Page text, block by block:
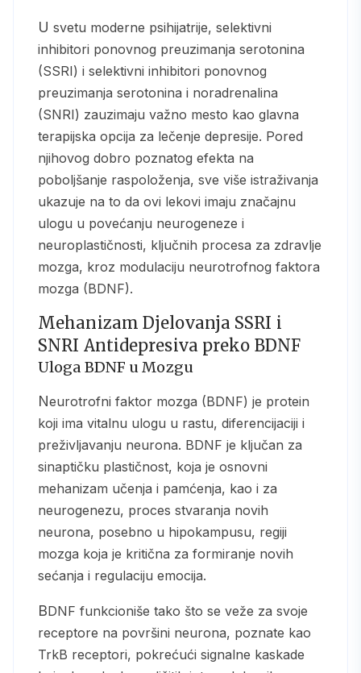
U svetu moderne psihijatrije, selektivni
inhibitori ponovnog preuzimanja serotonina
(SSRI) i selektivni inhibitori ponovnog
preuzimanja serotonina i noradrenalina
(SNRI) zauzimaju važno mesto kao glavna
terapijska opcija za lečenje depresije. Pored
njihovog dobro poznatog efekta na
poboljšanje raspoloženja, sve više istraživanja
ukazuje na to da ovi lekovi imaju značajnu
ulogu u povećanju neurogeneze i
neuroplastičnosti, ključnih procesa za zdravlje
mozga, kroz modulaciju neurotrofnog faktora
mozga (BDNF).
Mehanizam Djelovanja SSRI i
SNRI Antidepresiva preko BDNF
Uloga BDNF u Mozgu
Neurotrofni faktor mozga (BDNF) je protein
koji ima vitalnu ulogu u rastu, diferencijaciji i
preživljavanju neurona. BDNF je ključan za
sinaptičku plastičnost, koja je osnovni
mehanizam učenja i pamćenja, kao i za
neurogenezu, proces stvaranja novih
neurona, posebno u hipokampusu, regiji
mozga koja je kritična za formiranje novih
sećanja i regulaciju emocija.
BDNF funkcioniše tako što se veže za svoje
receptore na površini neurona, poznate kao
TrkB receptori, pokrećući signalne kaskade